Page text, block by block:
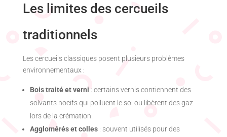
Les limites des cercueils
traditionnels
Les cercueils classiques posent plusieurs problèmes
environnementaux :
Bois traité et verni : certains vernis contiennent des
solvants nocifs qui polluent le sol ou libèrent des gaz
lors de la crémation.
Agglomérés et colles: souvent utilisés pour des